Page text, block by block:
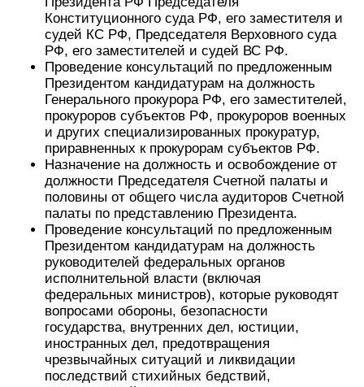
Конституционного суда РФ, его заместителя и
судей КС РФ, Председателя Верховного суда
РФ, его заместителей и судей ВС РФ.
Проведение консультаций по предложенным
Президентом кандидатурам на должность
Генерального прокурора РФ, его заместителей,
прокуроров субъектов РФ, прокуроров военных
и других специализированных прокуратур,
приравненных к прокурорам субъектов РФ.
Назначение на должность и освобождение от
должности Председателя Счетной палаты и
половины от общего числа аудиторов Счетной
палаты по представлению Президента.
Проведение консультаций по предложенным
Президентом кандидатурам на должность
руководителей федеральных органов
исполнительной власти (включая
федеральных министров), которые руководят
вопросами обороны, безопасности
государства, внутренних дел, юстиции,
иностранных дел, предотвращения
чрезвычайных ситуаций и ликвидации
последствий стихийных бедствий,